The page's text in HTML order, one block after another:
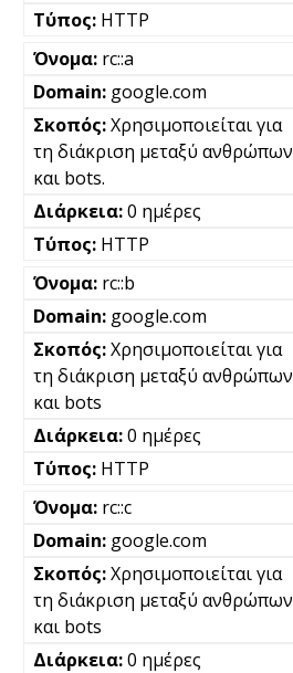
HTTP
rc::a
google.com
Χρησιμοποιείται για
τη διάκριση μεταξύ ανθρώπων
και bots.
0 ημέρες
HTTP
rc::b
google.com
Χρησιμοποιείται για
τη διάκριση μεταξύ ανθρώπων
και bots
0 ημέρες
HTTP
rc::c
google.com
Χρησιμοποιείται για
τη διάκριση μεταξύ ανθρώπων
και bots
0 ημέρες